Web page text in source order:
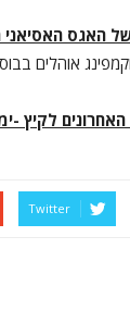
האגס
אוהלים
האחרונים לקיץ -
Twitter